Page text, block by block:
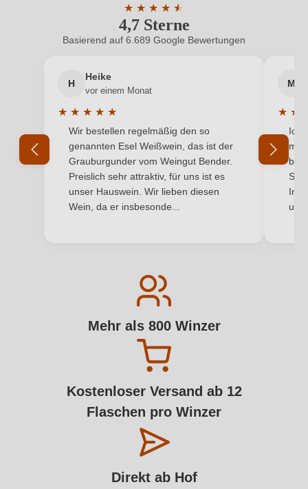
4,7 Sterne
★ ★ ★ ★ ★
★
Durchschnittliche Bewertung von 4.7
Basierend auf 6.689 Google Bewertungen
H
Heike
vor einem Monat
★ ★ ★ ★ ★
Durchschnittliche Bewertung von 5 von 5 Sternen
Wir bestellen regelmäßig den so
genannten Esel Weißwein, das ist der
Grauburgunder vom Weingut Bender.
Preislich sehr attraktiv, für uns ist es
unser Hauswein. Wir lieben diesen
Wein, da er insbesonde...
M
★ ★
Ich
mit
und
Mehr als 800 Winzer
Kostenloser Versand ab 12
Flaschen pro Winzer
Direkt ab Hof